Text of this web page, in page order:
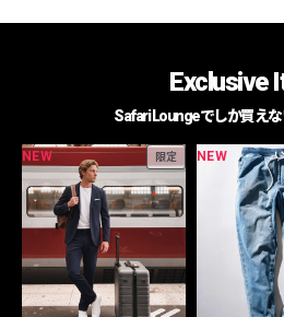
Exclusive
Safari Loungeでしか買え
NEW 限定 NEW